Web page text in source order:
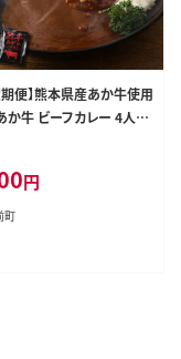
期便】熊本県産あか牛使用
か牛 ビーフカレー 4人前
袋)
円
町